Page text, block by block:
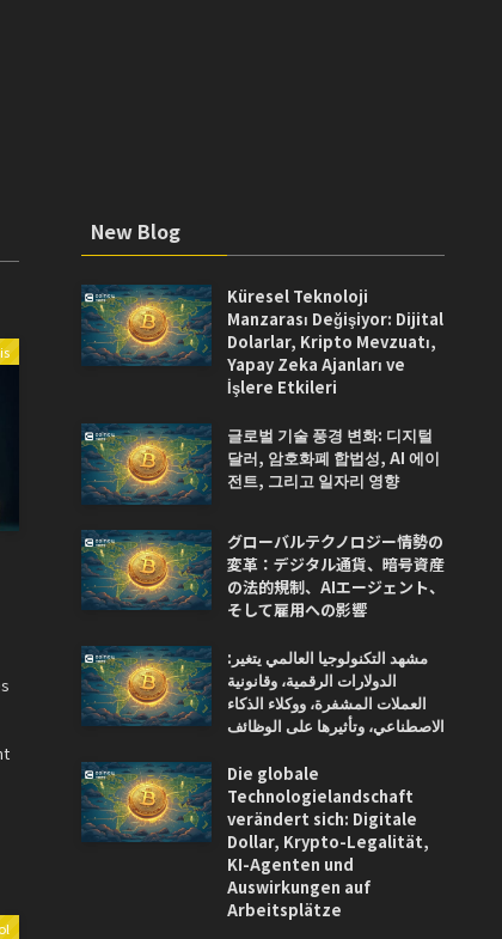
New Blog
Küresel Teknoloji
Manzarası Değişiyor: Dijital
Dolarlar, Kripto Mevzuatı,
Yapay Zeka Ajanları ve
İşlere Etkileri
글로벌 기술 풍경 변화: 디지털
달러, 암호화폐 합법성, AI 에이
전트, 그리고 일자리 영향
グローバルテクノロジー情勢の
変革：デジタル通貨、暗号資産
の法的規制、AIエージェント、
そして雇用への影響
مشهد التكنولوجيا العالمي يتغير:
الدولارات الرقمية، وقانونية
العملات المشفرة، ووكلاء الذكاء
الاصطناعي، وتأثيرها على الوظائف
Die globale
Technologielandschaft
verändert sich: Digitale
Dollar, Krypto-Legalität,
KI-Agenten und
Auswirkungen auf
Arbeitsplätze